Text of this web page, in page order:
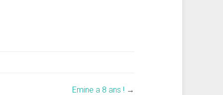
Emine a 8 ans ! →